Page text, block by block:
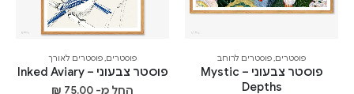
פוסטרים,פוסטרים לרוחב
פוסטר צבעוני – Mystic
Depths
פוסטרים,פוסטרים לאורך
פוסטר צבעוני – Inked Aviary
החל מ- ₪ 75.00